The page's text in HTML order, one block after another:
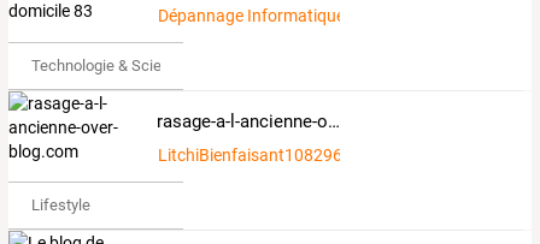
Dépannage Informatique à TOULON et sa Région
Technologie & Science
rasage-a-l-ancienne-over-blog.com
LitchiBienfaisant1082962
Lifestyle